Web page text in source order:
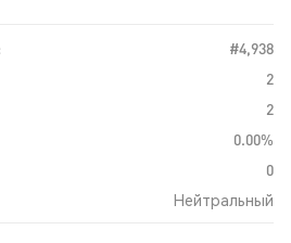
#4,938
2
2
0.00%
0
Нейтральный